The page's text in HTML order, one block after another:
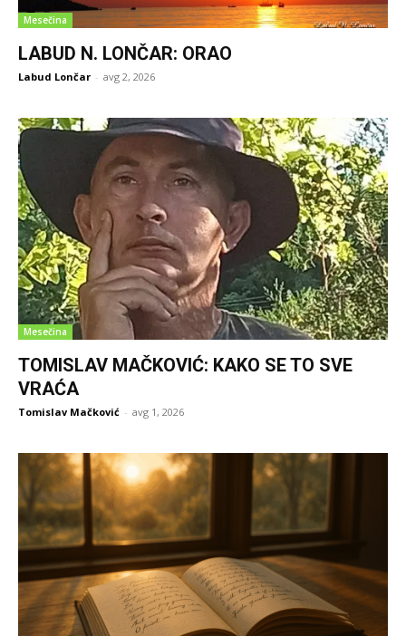
Mesečina
LABUD N. LONČAR: ORAO
Labud Lončar - avg 2, 2026
Mesečina
TOMISLAV MAČKOVIĆ: KAKO SE TO SVE
VRAĆA
Tomislav Mačković - avg 1, 2026